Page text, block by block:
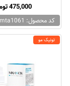
کد محصول: mta1061
475,000 تومان
تونیک مو